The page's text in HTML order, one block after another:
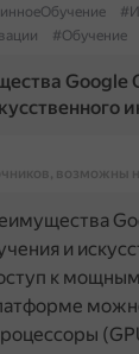
#Обучение
Google
возможны
и
к